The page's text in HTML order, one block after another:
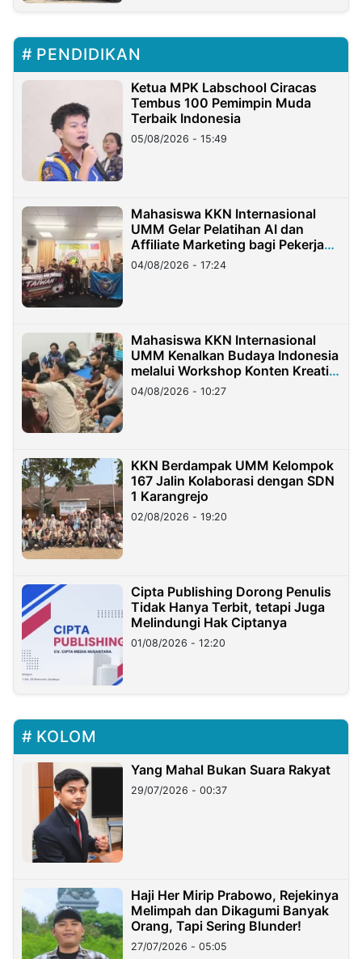
PENDIDIKAN
Ketua MPK Labschool Ciracas
Tembus 100 Pemimpin Muda
Terbaik Indonesia
05/08/2026 - 15:49
Mahasiswa KKN Internasional
UMM Gelar Pelatihan AI dan
Affiliate Marketing bagi Pekerja
Migran Indonesia di Taiwan
04/08/2026 - 17:24
Mahasiswa KKN Internasional
UMM Kenalkan Budaya Indonesia
melalui Workshop Konten Kreatif
di Taiwan
04/08/2026 - 10:27
KKN Berdampak UMM Kelompok
167 Jalin Kolaborasi dengan SDN
1 Karangrejo
02/08/2026 - 19:20
Cipta Publishing Dorong Penulis
Tidak Hanya Terbit, tetapi Juga
Melindungi Hak Ciptanya
01/08/2026 - 12:20
KOLOM
Yang Mahal Bukan Suara Rakyat
29/07/2026 - 00:37
Haji Her Mirip Prabowo, Rejekinya
Melimpah dan Dikagumi Banyak
Orang, Tapi Sering Blunder!
27/07/2026 - 05:05